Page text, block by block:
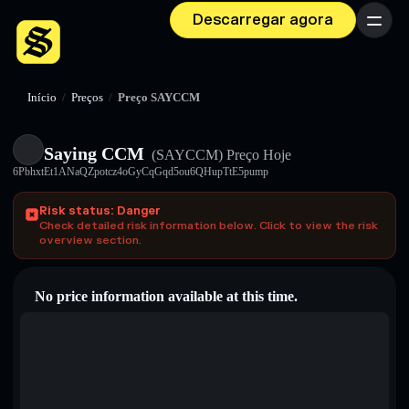
Descarregar agora Menu
Início / Preços / Preço SAYCCM
Saying CCM (SAYCCM) Preço Hoje
6PbhxtEt1ANaQZpotcz4oGyCqGqd5ou6QHupTtE5pump
Risk status: Danger
Check detailed risk information below. Click to view the risk
overview section.
No price information available at this time.